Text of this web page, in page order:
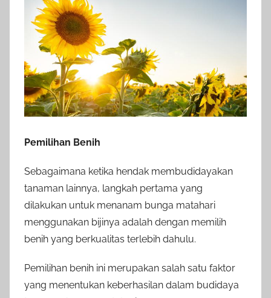
Pemilihan Benih
Sebagaimana ketika hendak membudidayakan
tanaman lainnya, langkah pertama yang
dilakukan untuk menanam bunga matahari
menggunakan bijinya adalah dengan memilih
benih yang berkualitas terlebih dahulu.
Pemilihan benih ini merupakan salah satu faktor
yang menentukan keberhasilan dalam budidaya